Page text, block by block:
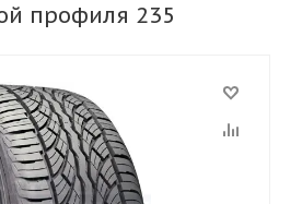
185 195 205
285 295
профиля 235